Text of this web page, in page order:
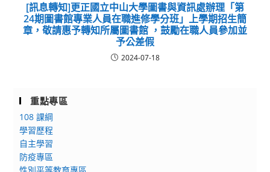
[訊息轉知]更正國立中山大學圖書與資訊處辦理「第
24期圖書館專業人員在職進修學分班」上學期招生簡
章，敬請惠予轉知所屬圖書館 ，鼓勵在職人員參加並
予公差假
2024-07-18
重點專區
108 課綱
學習歷程
自主學習
防疫專區